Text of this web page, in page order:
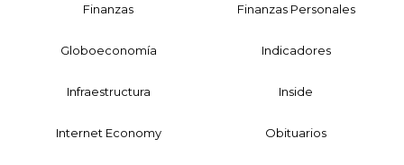
Finanzas Finanzas Personales
Globoeconomía Indicadores
Infraestructura Inside
Internet Economy Obituarios